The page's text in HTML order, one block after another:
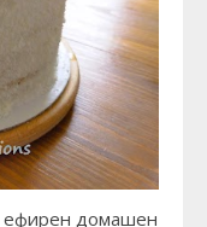
ефирен домашен